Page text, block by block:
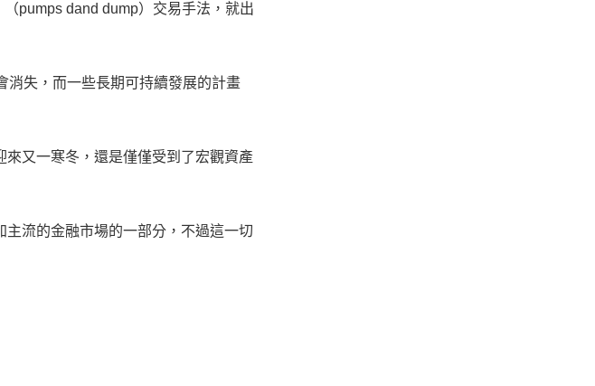
pumps dand dump）交易手法，就出
消失，而一些長期可持續發展的計畫
又一寒冬，還是僅僅受到了宏觀資產
流的金融市場的一部分，不過這一切